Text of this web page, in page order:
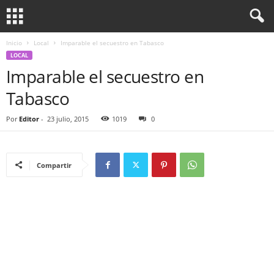
Inicio Local Imparable el secuestro en Tabasco
LOCAL
Imparable el secuestro en
Tabasco
Por Editor - 23 julio, 2015 1019 0
Compartir